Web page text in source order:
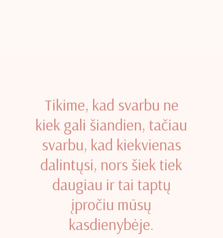
Tikime, kad svarbu ne
kiek gali šiandien, tačiau
svarbu, kad kiekvienas
dalintųsi, nors šiek tiek
daugiau ir tai taptų
įpročiu mūsų
kasdienybėje.